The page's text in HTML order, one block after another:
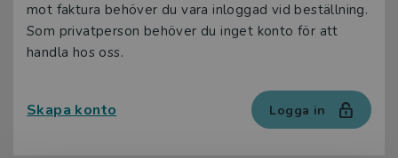
mot faktura behöver du vara inloggad vid beställning.
Som privatperson behöver du inget konto för att
handla hos oss.
Skapa konto Logga in